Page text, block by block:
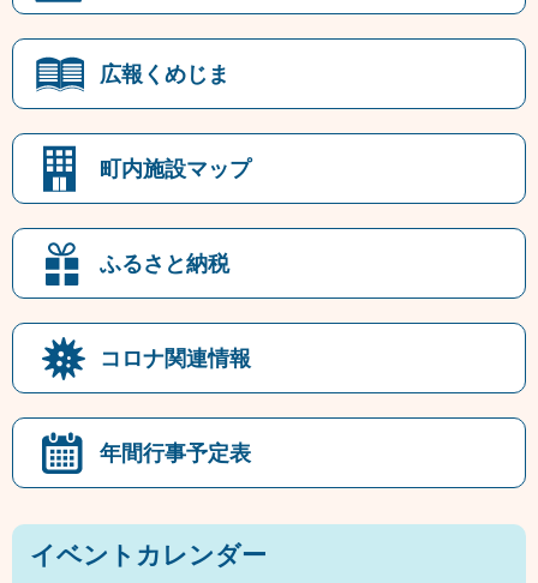
広報くめじま
町内施設マップ
ふるさと納税
コロナ関連情報
年間行事予定表
イベントカレンダー